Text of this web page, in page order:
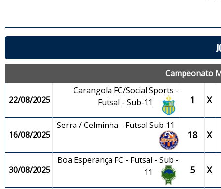
Campeonato
22/08/2025
Carangola FC/Social Sports -
Futsal - Sub-11
1 X
16/08/2025
Serra / Celminha - Futsal Sub 11
18 X
30/08/2025
Boa Esperança FC - Futsal - Sub -
11
5 X